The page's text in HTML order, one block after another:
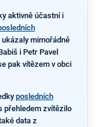
aktivně účastní i
mimořádně
i Petr Pavel
pak vítězem v obci
posledních
přehledem zvítězilo
data z